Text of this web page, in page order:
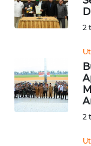
2
2
WN
DEPOK
WN
TAPANULI
UTARA